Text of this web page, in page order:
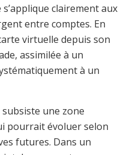
clairement aux
entre comptes. En
virtuelle depuis son
assimilée à un
à un
subsiste une zone
pourrait évoluer selon
futures. Dans un